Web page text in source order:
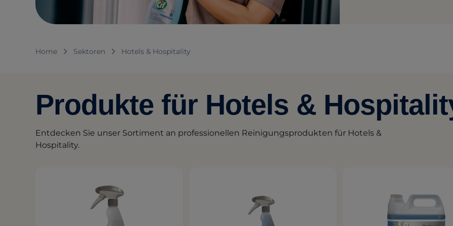
Home Sektoren Hotels & Hospitality
Produkte für Hotels &
Entdecken Sie unser Sortiment an professionellen Reinigungsprodukten für Hotels &
Hospitality.